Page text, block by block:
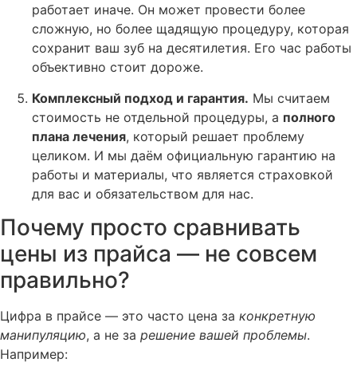
работает иначе. Он может провести более
сложную, но более щадящую процедуру, которая
сохранит ваш зуб на десятилетия. Его час работы
объективно стоит дороже.
Комплексный подход и гарантия. Мы считаем
стоимость не отдельной процедуры, а полного
плана лечения, который решает проблему
целиком. И мы даём официальную гарантию на
работы и материалы, что является страховкой
для вас и обязательством для нас.
Почему просто сравнивать
цены из прайса — не совсем
правильно?
Цифра в прайсе — это часто цена за конкретную
манипуляцию, а не за решение вашей проблемы.
Например: